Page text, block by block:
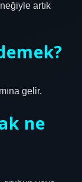
artık
gelir.
ne